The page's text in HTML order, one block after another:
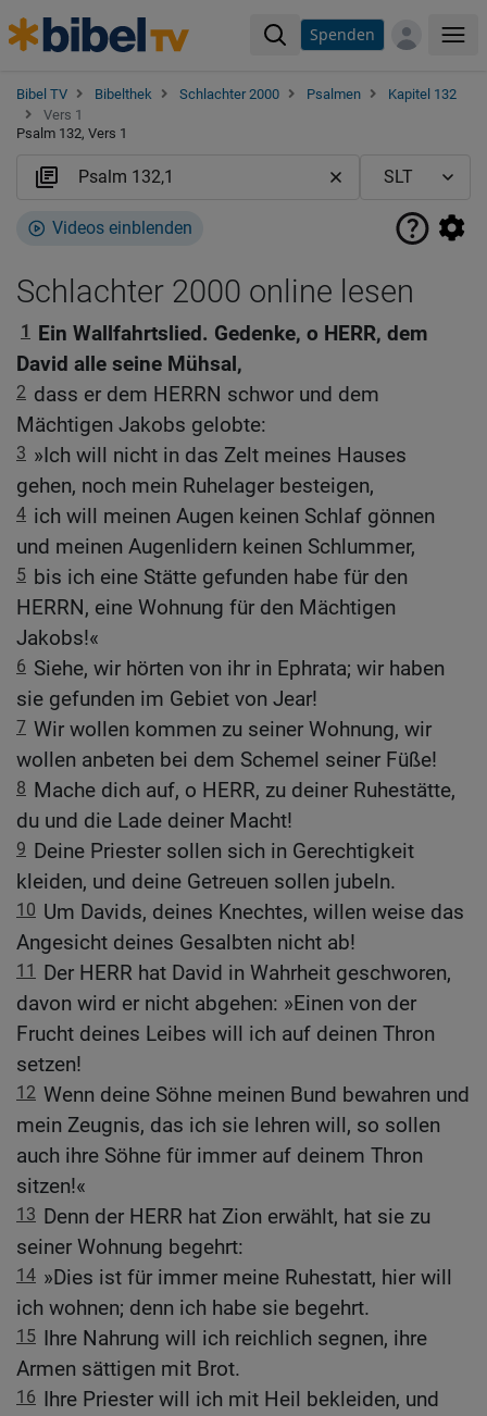
Spenden
Bibel TV Bibelthek Schlachter 2000 Psalmen
Kapitel 132
Vers 1
Psalm 132, Vers 1
Videos einblenden
Schlachter 2000 online lesen
1 Ein Wallfahrtslied. Gedenke, o HERR, dem
David alle seine Mühsal,
2 dass er dem HERRN schwor und dem
Mächtigen Jakobs gelobte:
3 »Ich will nicht in das Zelt meines Hauses
gehen, noch mein Ruhelager besteigen,
4 ich will meinen Augen keinen Schlaf gönnen
und meinen Augenlidern keinen Schlummer,
5 bis ich eine Stätte gefunden habe für den
HERRN, eine Wohnung für den Mächtigen
Jakobs!«
6 Siehe, wir hörten von ihr in Ephrata; wir haben
sie gefunden im Gebiet von Jear!
7 Wir wollen kommen zu seiner Wohnung, wir
wollen anbeten bei dem Schemel seiner Füße!
8 Mache dich auf, o HERR, zu deiner Ruhestätte,
du und die Lade deiner Macht!
9 Deine Priester sollen sich in Gerechtigkeit
kleiden, und deine Getreuen sollen jubeln.
10 Um Davids, deines Knechtes, willen weise das
Angesicht deines Gesalbten nicht ab!
11 Der HERR hat David in Wahrheit geschworen,
davon wird er nicht abgehen: »Einen von der
Frucht deines Leibes will ich auf deinen Thron
setzen!
12 Wenn deine Söhne meinen Bund bewahren und
mein Zeugnis, das ich sie lehren will, so sollen
auch ihre Söhne für immer auf deinem Thron
sitzen!«
13 Denn der HERR hat Zion erwählt, hat sie zu
seiner Wohnung begehrt:
14 »Dies ist für immer meine Ruhestatt, hier will
ich wohnen; denn ich habe sie begehrt.
15 Ihre Nahrung will ich reichlich segnen, ihre
Armen sättigen mit Brot.
16 Ihre Priester will ich mit Heil bekleiden, und